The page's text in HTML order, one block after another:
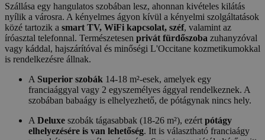
Szállása egy hangulatos szobában lesz, ahonnan kivételes kilátás
nyílik a városra. A kényelmes ágyon kívül a kényelmi szolgáltatások
közé tartozik a smart TV, WiFi kapcsolat, széf, valamint az
íróasztal telefonnal. Természetesen privát fürdőszoba zuhanyzóval
vagy káddal, hajszárítóval és minőségi L'Occitane kozmetikumokkal
is rendelkezésre állnak.
A Superior szobák 14-18 m²-esek, amelyek egy
franciaággyal vagy 2 egyszemélyes ággyal rendelkeznek. A
szobában babaágy is elhelyezhető, de pótágynak nincs hely.
A Deluxe szobák tágasabbak (18-26 m²), ezért pótágy
elhelyezésére is van lehetőség. Itt is választható franciaágy